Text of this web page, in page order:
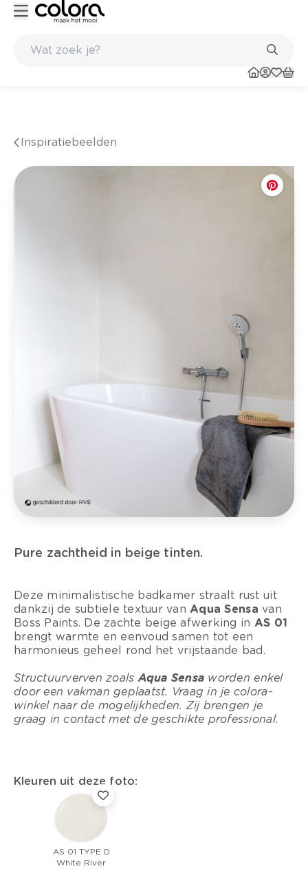
Inspiratiebeelden
Pure zachtheid in beige tinten.
Deze minimalistische badkamer straalt rust uit
dankzij de subtiele textuur van Aqua Sensa van
Boss Paints. De zachte beige afwerking in AS 01
brengt warmte en eenvoud samen tot een
harmonieus geheel rond het vrijstaande bad.
Structuurverven zoals Aqua Sensa worden enkel
door een vakman geplaatst. Vraag in je colora-
winkel naar de mogelijkheden. Zij brengen je
graag in contact met de geschikte professional.
Kleuren uit deze foto:
AS 01 TYPE D
White River